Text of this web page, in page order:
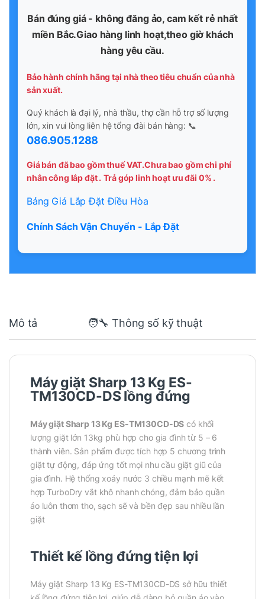
Bán đúng giá - không đăng ảo, cam kết rẻ nhất
miền Bắc.Giao hàng linh hoạt,theo giờ khách
hàng yêu cầu.
Bảo hành chính hãng tại nhà theo tiêu chuẩn của nhà
sản xuất.
Quý khách là đại lý, nhà thầu, thợ cần hỗ trợ số lượng
lớn, xin vui lòng liên hệ tổng đài bán hàng: 📞
086.905.1288
Giá bán đã bao gồm thuế VAT.Chưa bao gồm chi phí
nhân công lắp đặt . Trả góp linh hoạt ưu đãi 0% .
Bảng Giá Lắp Đặt Điều Hòa
Chính Sách Vận Chuyển - Lắp Đặt
Mô tả 🧑‍🔧 Thông số kỹ thuật
Máy giặt Sharp 13 Kg ES-
TM130CD-DS lồng đứng
Máy giặt Sharp 13 Kg ES-TM130CD-DS có khối
lượng giặt lớn 13kg phù hợp cho gia đình từ 5 – 6
thành viên. Sản phẩm được tích hợp 5 chương trình
giặt tự động, đáp ứng tốt mọi nhu cầu giặt giũ của
gia đình. Hệ thống xoáy nước 3 chiều mạnh mẽ kết
hợp TurboDry vắt khô nhanh chóng, đảm bảo quần
áo luôn thơm tho, sạch sẽ và bền đẹp sau nhiều lần
giặt
Thiết kế lồng đứng tiện lợi
Máy giặt Sharp 13 Kg ES-TM130CD-DS sở hữu thiết